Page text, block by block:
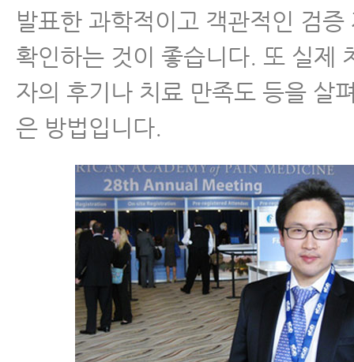
발표한 과학적이고 객관적인 검증
확인하는 것이 좋습니다. 또 실제
자의 후기나 치료 만족도 등을 살
은 방법입니다.